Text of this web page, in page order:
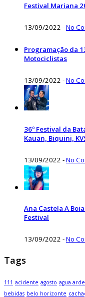
Festival Mariana
13/09/2022 -No
Programação da
Motociclistas
13/09/2022 -No
36º Festival da
Kauan, Biquini,
13/09/2022 -No
Ana Castela A
Festival
13/09/2022 -No
Tags
111 acidente agosto agua
bebidas belo horizonte